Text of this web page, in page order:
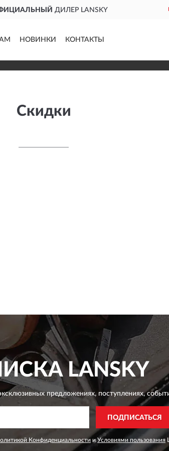
ДИЛЕР LANSKY
НОВИНКИ КОНТАКТЫ
Скидки
LANSKY
предложениях,поступлениях,
ПОДПИСАТЬСЯ
Конфиденциальности иУсловиями пользования